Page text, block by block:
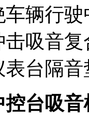
辆行
击吸音
台隔
台吸音